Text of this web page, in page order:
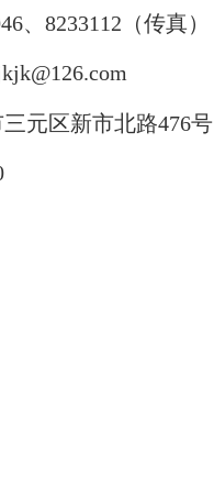
8233112（传真）
元区新市北路476号